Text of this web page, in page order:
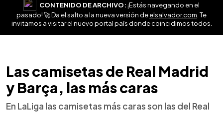
CONTENIDO DE ARCHIVO:¡Estás navegando en el
pasado! 🚀 Da el salto a la nueva versión deelsalvador.com . Te
invitamos a visitar el nuevo portal país donde coincidimos todos.
Las camisetas de Real Madrid
y Barça, las más caras
En LaLiga las camisetas más caras son las del Real